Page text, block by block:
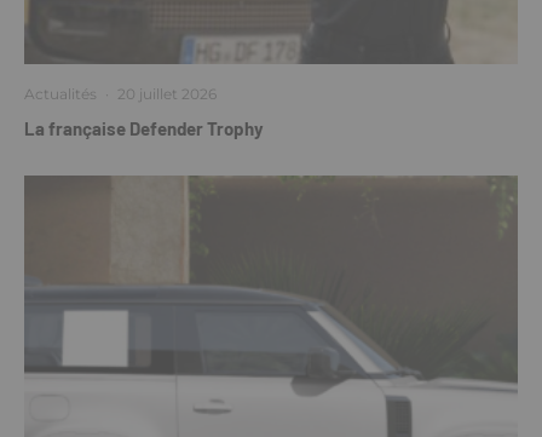
Actualités · 20 juillet 2026
La française Defender Trophy